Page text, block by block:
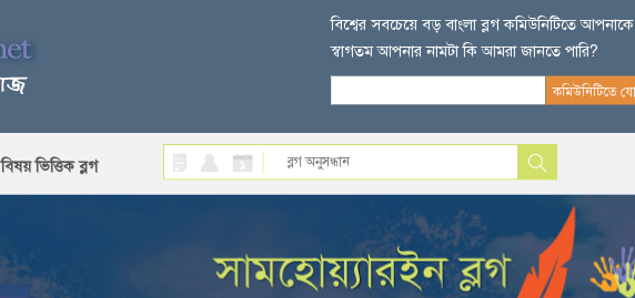
বিশ্বের সবচেয়ে বড় বাংলা ব্লগ কমিউনিটিতে আপনাকে
স্বাগতম আপনার নামটা কি আমরা জানতে পারি?
বিষয় ভিত্তিক ব্লগ